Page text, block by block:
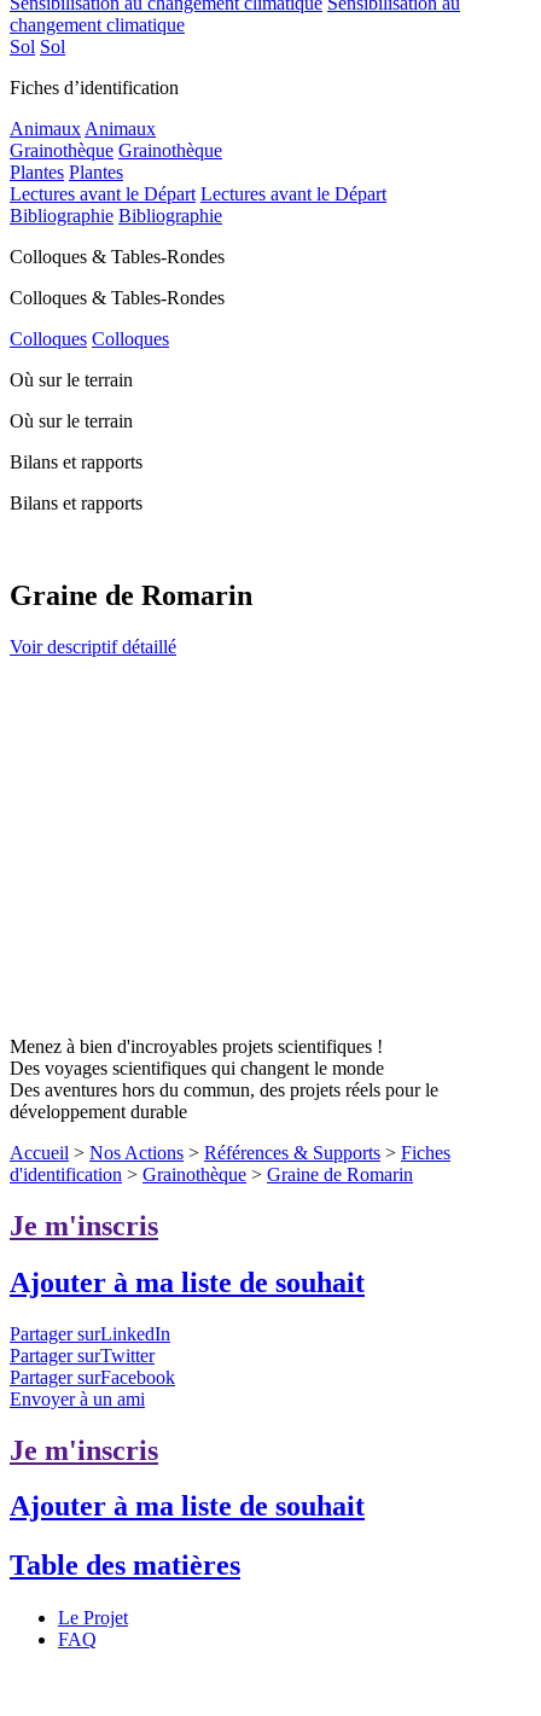
changement climatique
Sol Sol
Fiches d’identification
Animaux Animaux
Grainothèque Grainothèque
Plantes Plantes
Lectures avant le Départ Lectures avant le Départ
Bibliographie Bibliographie
Colloques & Tables-Rondes
Colloques & Tables-Rondes
Colloques Colloques
Où sur le terrain
Où sur le terrain
Bilans et rapports
Bilans et rapports
Graine de Romarin
Voir descriptif détaillé
Menez à bien d'incroyables projets scientifiques !
Des voyages scientifiques qui changent le monde
Des aventures hors du commun, des projets réels pour le
développement durable
Accueil > Nos Actions > Références & Supports > Fiches
d'identification > Grainothèque > Graine de Romarin
Je m'inscris
Ajouter à ma liste de souhait
Partager surLinkedIn
Partager surTwitter
Partager surFacebook
Envoyer à un ami
Je m'inscris
Ajouter à ma liste de souhait
Table des matières
Le Projet
FAQ